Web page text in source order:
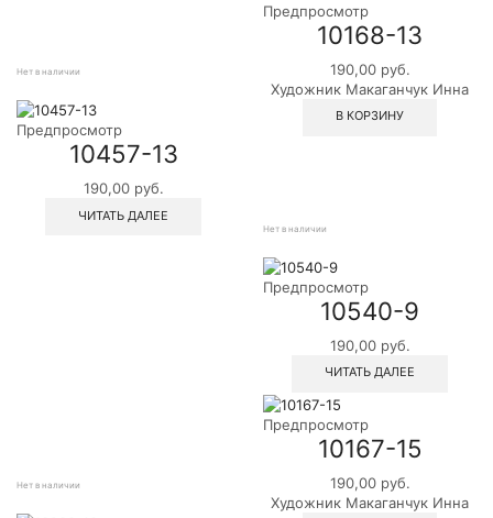
Нет в наличии
Предпросмотр
10457-13
190,00 руб.
ЧИТАТЬ ДАЛЕЕ
Предпросмотр
10168-13
190,00 руб.
Художник Макаганчук Инна
В КОРЗИНУ
Нет в наличии
Предпросмотр
10540-9
190,00 руб.
ЧИТАТЬ ДАЛЕЕ
Нет в наличии
Предпросмотр
10167-15
190,00 руб.
Художник Макаганчук Инна